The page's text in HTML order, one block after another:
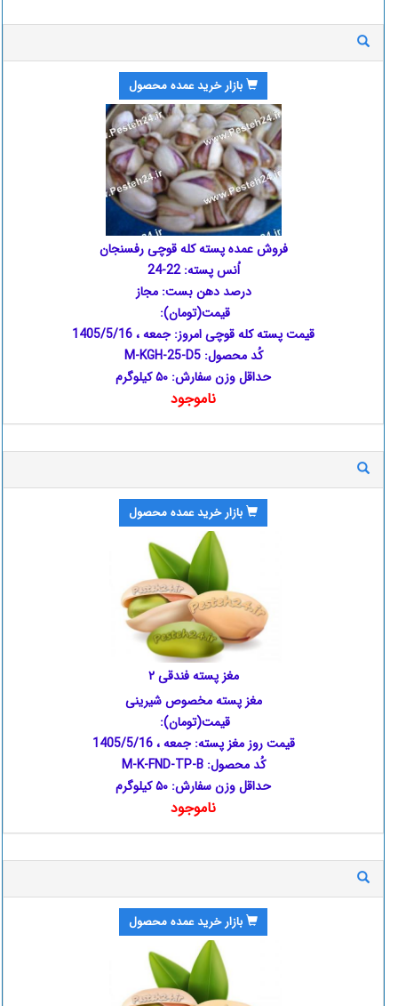
بازار خرید عمده محصول
فروش عمده پسته کله قوچی رفسنجان
اُنس پسته: 22-24
درصد دهن بست: مجاز
قیمت(تومان):
قیمت پسته کله قوچی امروز:جمعه ، 1405/5/16
کُد محصول: M-KGH-25-D5
حداقل وزن سفارش: ۵۰ کیلوگرم
ناموجود
بازار خرید عمده محصول
مغز پسته فندقی ۲
مغز پسته مخصوص شیرینی
قیمت(تومان):
قیمت روز مغز پسته:جمعه ، 1405/5/16
کُد محصول: M-K-FND-TP-B
حداقل وزن سفارش: ۵۰ کیلوگرم
ناموجود
بازار خرید عمده محصول